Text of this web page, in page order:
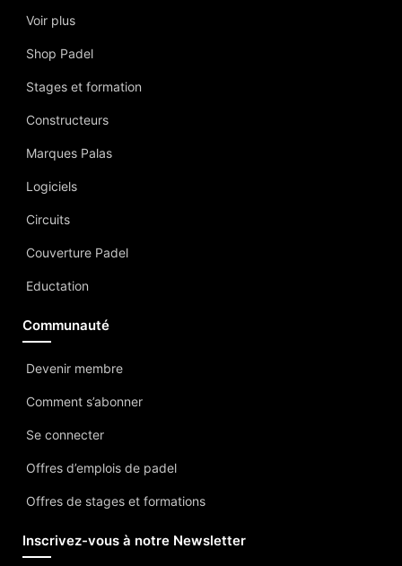
Voir plus
Shop Padel
Stages et formation
Constructeurs
Marques Palas
Logiciels
Circuits
Couverture Padel
Eductation
Communauté
Devenir membre
Comment s’abonner
Se connecter
Offres d’emplois de padel
Offres de stages et formations
Inscrivez-vous à notre Newsletter